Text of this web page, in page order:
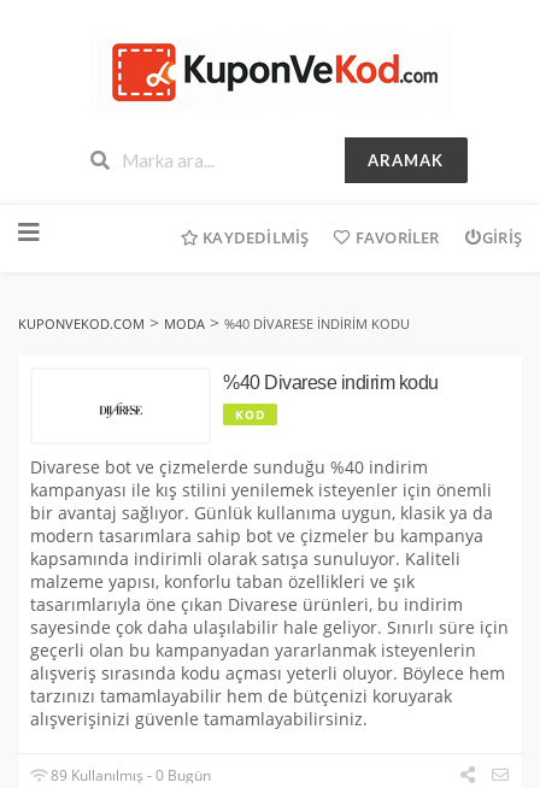
ARAMAK
geç
KAYDEDILMIŞ FAVORILER GIRIŞ
KUPONVEKOD.COM > MODA > %40 DIVARESE INDIRIM KODU
%40 Divarese indirim kodu
KOD
Divarese bot ve çizmelerde sunduğu %40 indirim
kampanyası ile kış stilini yenilemek isteyenler için önemli
bir avantaj sağlıyor. Günlük kullanıma uygun, klasik ya da
modern tasarımlara sahip bot ve çizmeler bu kampanya
kapsamında indirimli olarak satışa sunuluyor. Kaliteli
malzeme yapısı, konforlu taban özellikleri ve şık
tasarımlarıyla öne çıkan Divarese ürünleri, bu indirim
sayesinde çok daha ulaşılabilir hale geliyor. Sınırlı süre için
geçerli olan bu kampanyadan yararlanmak isteyenlerin
alışveriş sırasında kodu açması yeterli oluyor. Böylece hem
tarzınızı tamamlayabilir hem de bütçenizi koruyarak
alışverişinizi güvenle tamamlayabilirsiniz.
89 Kullanılmış - 0 Bugün